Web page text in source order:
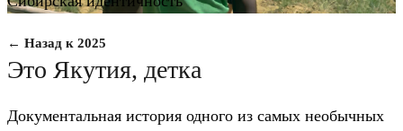
← Назад к 2025
Это Якутия, детка
Документальная история одного из самых необычных